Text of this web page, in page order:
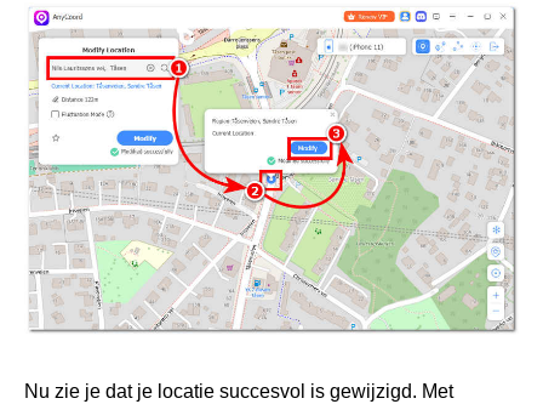
Nu zie je dat je locatie succesvol is gewijzigd. Met